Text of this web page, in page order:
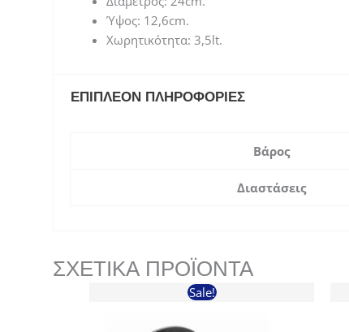
Ύψος: 12,6cm.
Χωρητικότητα: 3,5lt.
ΕΠΙΠΛΈΟΝ ΠΛΗΡΟΦΟΡΊΕΣ
Βάρος
Διαστάσεις
ΣΧΕΤΙΚΆ ΠΡΟΪΌΝΤΑ
Sale!